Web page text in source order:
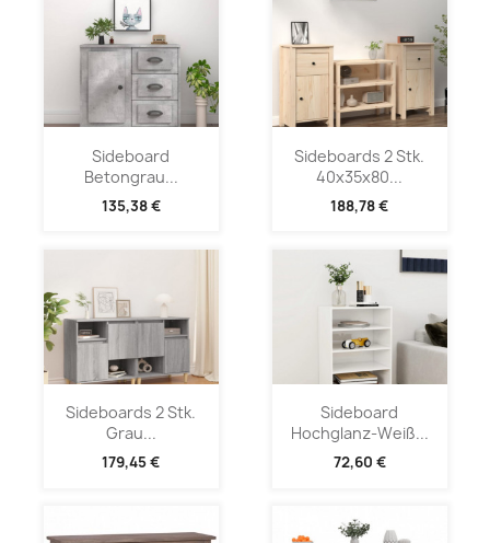
Sideboard
Betongrau...
135,38 €
Sideboards 2 Stk.
40x35x80...
188,78 €
Sideboards 2 Stk.
Grau...
179,45 €
Sideboard
Hochglanz-Weiß...
72,60 €